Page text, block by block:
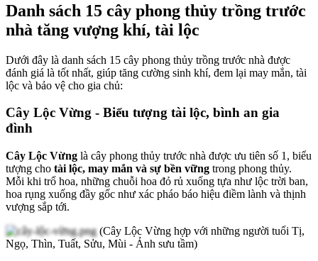
Danh sách 15 cây phong thủy trồng trước
nhà tăng vượng khí, tài lộc
Dưới đây là danh sách 15 cây phong thủy trồng trước nhà được
đánh giá là tốt nhất, giúp tăng cường sinh khí, đem lại may mắn, tài
lộc và bảo vệ cho gia chủ:
Cây Lộc Vừng - Biểu tượng tài lộc, bình an gia
đình
Cây Lộc Vừng là cây phong thủy trước nhà được ưu tiên số 1, biểu
tượng cho tài lộc, may mắn và sự bền vững trong phong thủy.
Mỗi khi trổ hoa, những chuỗi hoa đỏ rủ xuống tựa như lộc trời ban,
hoa rụng xuống đầy gốc như xác pháo báo hiệu điềm lành và thịnh
vượng sắp tới.
(Cây Lộc Vừng hợp với những người tuổi Tị,
Ngọ, Thìn, Tuất, Sửu, Mùi - Ảnh sưu tầm)